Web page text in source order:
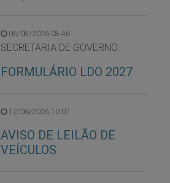
06/08/2026 08:46
SECRETARIA DE GOVERNO
FORMULÁRIO LDO 2027
12/06/2026 10:07
AVISO DE LEILÃO DE
VEÍCULOS